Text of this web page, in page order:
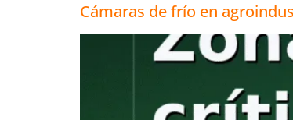
Cámaras de frío en